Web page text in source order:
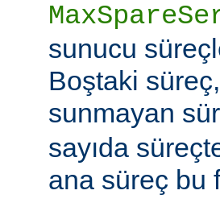
sunucu
Boştaki
sunmayan
sayıda
ana süreç bu